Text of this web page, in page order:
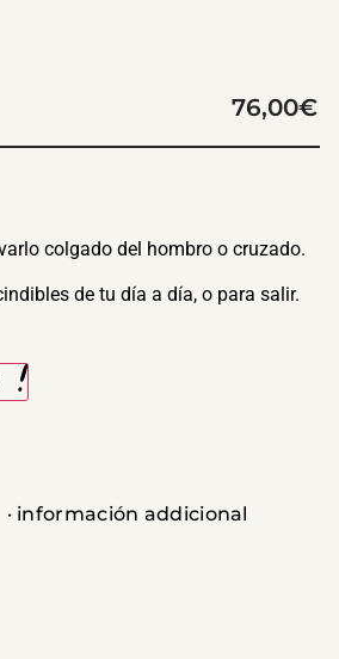
76,00€
colgado del hombro o cruzado.
de tu día a día, o para salir.
!
· información addicional